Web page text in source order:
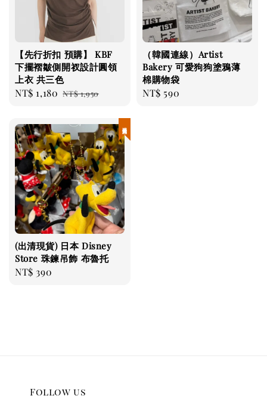
【先行折扣 預購】 KBF
下擺褶皺側開衩設計圓領
上衣 共三色
Sale
NT$ 1,180 Regular
NT$ 1,950
（韓國連線）Artist
Bakery 可愛狗狗塗鴉薄
棉購物袋
Regular
NT$ 590
(出清現貨) 日本 Disney
Store 珠鍊吊飾 布魯托
Regular
NT$ 390
Follow us